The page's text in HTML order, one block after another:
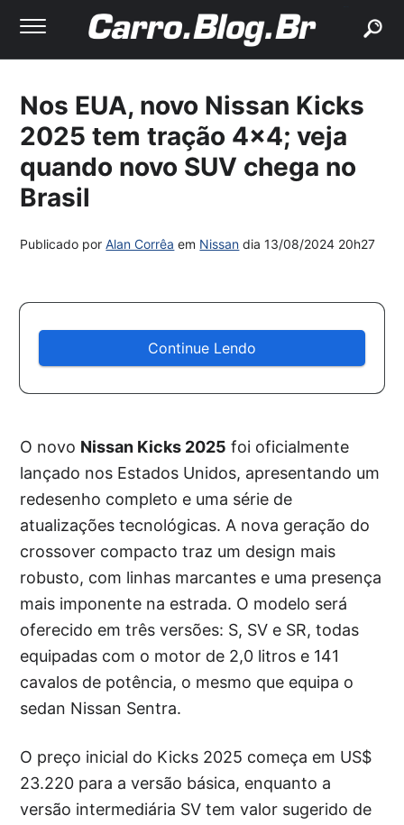
Nos EUA, novo Nissan Kicks
2025 tem tração 4×4; veja
quando novo SUV chega no
Brasil
Publicado porAlan Corrêa em Nissan dia13/08/2024 20h27
Continue Lendo
O novo Nissan Kicks 2025 foi oficialmente
lançado nos Estados Unidos, apresentando um
redesenho completo e uma série de
atualizações tecnológicas. A nova geração do
crossover compacto traz um design mais
robusto, com linhas marcantes e uma presença
mais imponente na estrada. O modelo será
oferecido em três versões: S, SV e SR, todas
equipadas com o motor de 2,0 litros e 141
cavalos de potência, o mesmo que equipa o
sedan Nissan Sentra.
O preço inicial do Kicks 2025 começa em US$
23.220 para a versão básica, enquanto a
versão intermediária SV tem valor sugerido de